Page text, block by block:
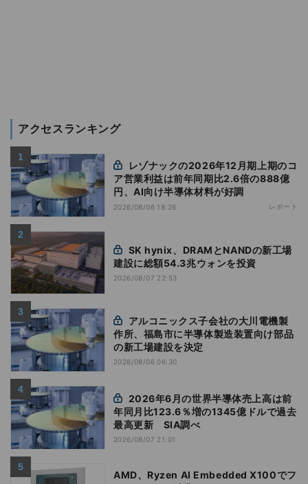
アクセスランキング
ア営業利益は前年同期比2.6倍の888億
円、AI向け半導体材料が好調
2026/08/06 18:26 レポート
建設に総額54.3兆ウォンを投資
2026/08/07 22:53
作所、福島市に半導体製造装置向け部品
の新工場建設を決定
2026/08/06 06:30
年同月比123.6％増の1345億ドルで過去
最高更新 SIA調べ
2026/08/07 21:01
AMD、Ryzen AI Embedded X100でフ